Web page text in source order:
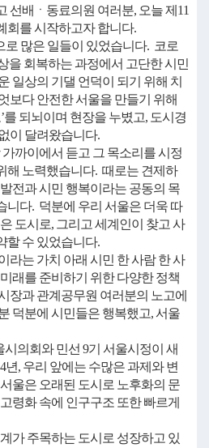
선배ㆍ동료의원 여러분, 오늘 제11
회를 시작하고자 합니다.
로 많은 일들이 있었습니다. 코로
을 회복하는 과정에서 고단한 시민
일상의 기댈 언덕이 되기 위해 치
보다 안전한 서울을 만들기 위해
를 되뇌이며 현장을 누볐고, 도시경
이 달려왔습니다.
까이에서 듣고 그 목소리를 시정
해 노력했습니다. 때로는 견제하
전과 시민 행복이라는 공동의 목
니다. 덕분에 우리 서울은 더욱 따
도시로, 그리고 세계인이 찾고 사
할 수 있었습니다.
라는 가치 아래 시민 한 사람 한 사
래를 준비하기 위한 다양한 정책
장과 관계공무원 여러분의 노고에
덕분에 시민들은 행복했고, 서울
시의회와 민선 9기 서울시정이 새
, 우리 앞에는 수많은 과제와 변
울은 오래된 도시로 노후화의 문
령화 속에 인구구조 또한 빠르게
가 주목하는 도시로 성장하고 있